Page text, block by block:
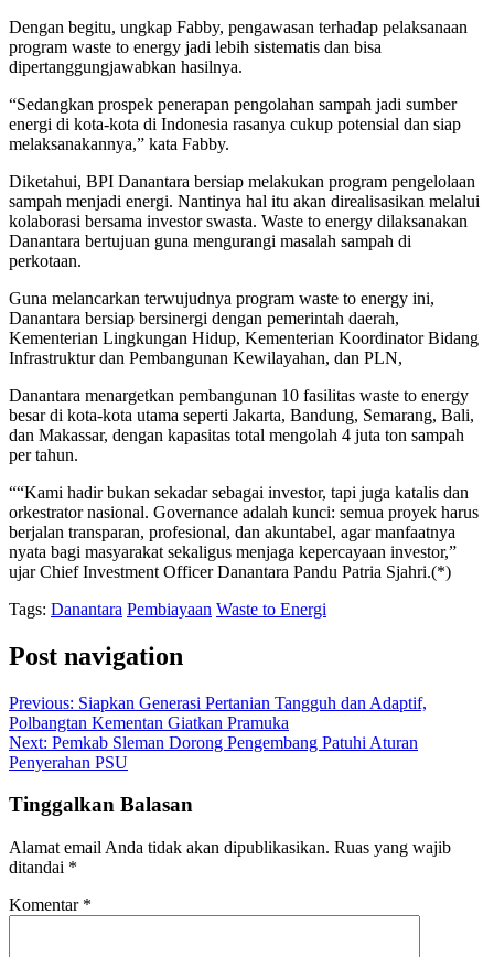
Dengan begitu, ungkap Fabby, pengawasan terhadap pelaksanaan
program waste to energy jadi lebih sistematis dan bisa
dipertanggungjawabkan hasilnya.
“Sedangkan prospek penerapan pengolahan sampah jadi sumber
energi di kota-kota di Indonesia rasanya cukup potensial dan siap
melaksanakannya,” kata Fabby.
Diketahui, BPI Danantara bersiap melakukan program pengelolaan
sampah menjadi energi. Nantinya hal itu akan direalisasikan melalui
kolaborasi bersama investor swasta. Waste to energy dilaksanakan
Danantara bertujuan guna mengurangi masalah sampah di
perkotaan.
Guna melancarkan terwujudnya program waste to energy ini,
Danantara bersiap bersinergi dengan pemerintah daerah,
Kementerian Lingkungan Hidup, Kementerian Koordinator Bidang
Infrastruktur dan Pembangunan Kewilayahan, dan PLN,
Danantara menargetkan pembangunan 10 fasilitas waste to energy
besar di kota-kota utama seperti Jakarta, Bandung, Semarang, Bali,
dan Makassar, dengan kapasitas total mengolah 4 juta ton sampah
per tahun.
““Kami hadir bukan sekadar sebagai investor, tapi juga katalis dan
orkestrator nasional. Governance adalah kunci: semua proyek harus
berjalan transparan, profesional, dan akuntabel, agar manfaatnya
nyata bagi masyarakat sekaligus menjaga kepercayaan investor,”
ujar Chief Investment Officer Danantara Pandu Patria Sjahri.(*)
Tags: Danantara Pembiayaan Waste to Energi
Post navigation
Previous: Siapkan Generasi Pertanian Tangguh dan Adaptif,
Polbangtan Kementan Giatkan Pramuka
Next: Pemkab Sleman Dorong Pengembang Patuhi Aturan
Penyerahan PSU
Tinggalkan Balasan
Alamat email Anda tidak akan dipublikasikan. Ruas yang wajib
ditandai *
Komentar *